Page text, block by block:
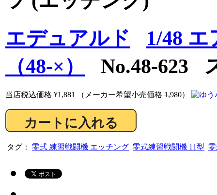
エデュアルド
1/48
（48-×）
No.48-623
当店税込価格 ¥1,881 （メーカー希望小売価格 1,980）
タグ： 零式 練習戦闘機 エッチング 零式練習戦闘機 11型